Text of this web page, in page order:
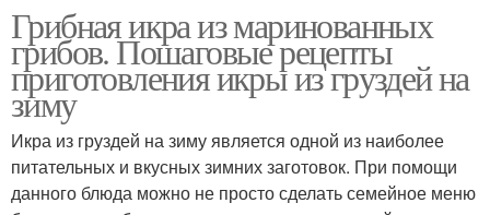
Грибная икра из маринованных
грибов. Пошаговые рецепты
приготовления икры из груздей на
зиму
Икра из груздей на зиму является одной из наиболее
питательных и вкусных зимних заготовок. При помощи
данного блюда можно не просто сделать семейное меню